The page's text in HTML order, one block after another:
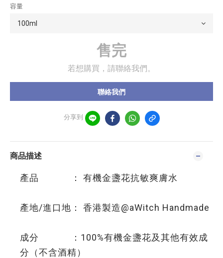
容量
售完
若想購買，請聯絡我們。
聯絡我們
分享到
商品描述
產品 ： 有機金盞花抗敏爽膚水
產地/進口地： 香港製造@aWitch Handmade
成分 ：100%有機金盞花及其他有效成
分（不含酒精）